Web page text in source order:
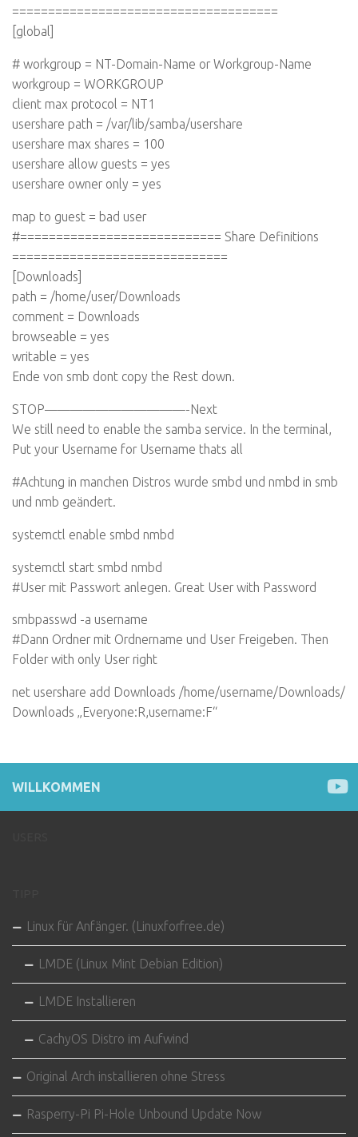
=====================================
[global]
# workgroup = NT-Domain-Name or Workgroup-Name
workgroup = WORKGROUP
client max protocol = NT1
usershare path = /var/lib/samba/usershare
usershare max shares = 100
usershare allow guests = yes
usershare owner only = yes
map to guest = bad user
#============================ Share Definitions
==============================
[Downloads]
path = /home/user/Downloads
comment = Downloads
browseable = yes
writable = yes
Ende von smb dont copy the Rest down.
STOP———————————-Next
We still need to enable the samba service. In the terminal,
Put your Username for Username thats all
#Achtung in manchen Distros wurde smbd und nmbd in smb
und nmb geändert.
systemctl enable smbd nmbd
systemctl start smbd nmbd
#User mit Passwort anlegen. Great User with Password
smbpasswd -a username
#Dann Ordner mit Ordnername und User Freigeben. Then
Folder with only User right
net usershare add Downloads /home/username/Downloads/
Downloads „Everyone:R,username:F“
WILLKOMMEN
Linux für Anfänger. (Linuxforfree.de)
LMDE (Linux Mint Debian Edition)
LMDE Installieren
CachyOS Distro im Aufwind
Original Arch installieren ohne Stress
Rasperry-Pi Pi-Hole Unbound Update Now